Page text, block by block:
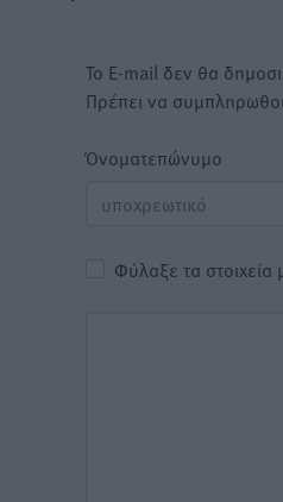
Το E-mail δεν θα
Πρέπει να
Όνοματεπώνυμο
Φύλαξε τα